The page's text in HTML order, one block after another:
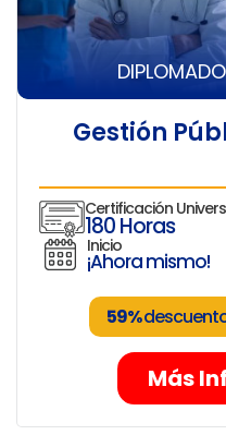
Gestión
Certificación
180 Horas
Inicio
¡Ahora mismo!
59%
Más